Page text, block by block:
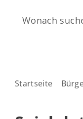
Startseite